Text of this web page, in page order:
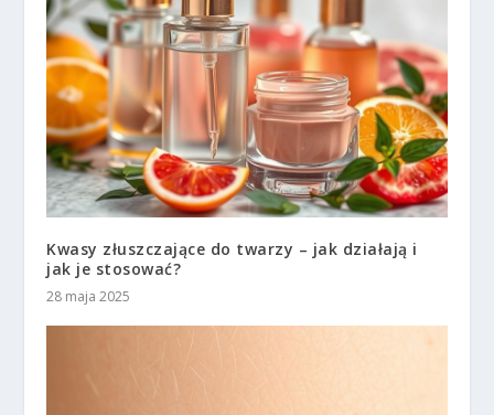
Kwasy złuszczające do twarzy – jak działają i
jak je stosować?
28 maja 2025